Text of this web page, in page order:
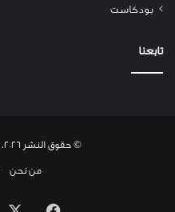
بودكاست
تابعنا
© حقوق النشر 2026، جميع الحقوق محفوظة
من نحن
فيسبوك